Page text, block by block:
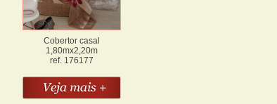
Cobertor casal
1,80mx2,20m
ref. 176177